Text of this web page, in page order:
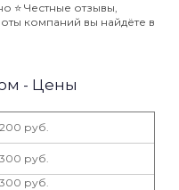
⭐️ Честные отзывы,
компаний вы найдёте в
- Цены
руб.
руб.
руб.